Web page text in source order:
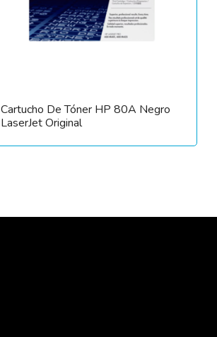
Cartucho De Tóner HP 80A Negro
LaserJet Original